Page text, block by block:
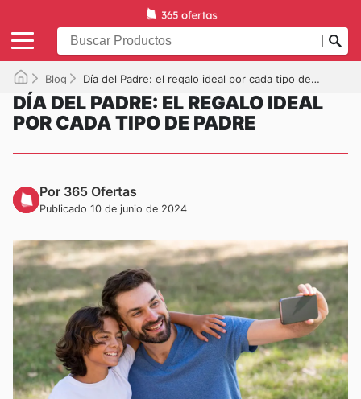
Blog Día del Padre: el regalo ideal por cada tipo de padre
DÍA DEL PADRE: EL REGALO IDEAL
POR CADA TIPO DE PADRE
Por 365 Ofertas
Publicado 10 de junio de 2024